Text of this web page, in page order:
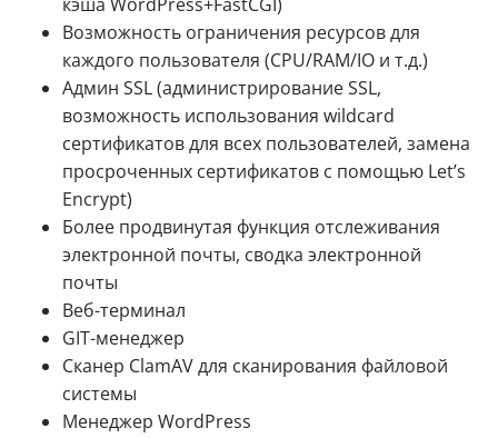
Возможность ограничения ресурсов для
каждого пользователя (CPU/RAM/IO и т.д.)
Админ SSL (администрирование SSL,
возможность использования wildcard
сертификатов для всех пользователей, замена
просроченных сертификатов с помощью Let’s
Encrypt)
Более продвинутая функция отслеживания
электронной почты, сводка электронной
почты
Веб-терминал
GIT-менеджер
Сканер ClamAV для сканирования файловой
системы
Менеджер WordPress